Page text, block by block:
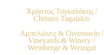
Χρήστος Ταγκαλάκης /
Christos Tagalakis
Αμπελώνες & Οινοποιείο /
Vineyards & Winery /
Weinberge & Weingut